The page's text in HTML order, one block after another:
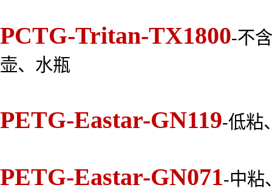
PCTG-Tritan-TX1800-不
壶、水瓶
PETG-Eastar-GN119-低粘
PETG-Eastar-GN071-中粘